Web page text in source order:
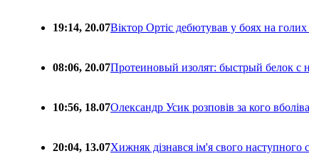
19:14, 20.07Віктор Ортіс дебютував у боях на
08:06, 20.07Протеиновый изолят: быстрый белок с
10:56, 18.07Олександр Усик розповів за кого
20:04, 13.07Хижняк дізнався ім'я свого наступного